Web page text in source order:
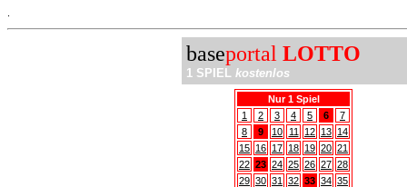
baseportal LOTTO
1 SPIEL kostenlos
Nur 1 Spiel
1
2 3 4 5 6
7
8
9 10 11 12 13 14
15 16 17 18 19 20 21
22 23 24 25 26 27 28
29 30 31 32 33 34 35